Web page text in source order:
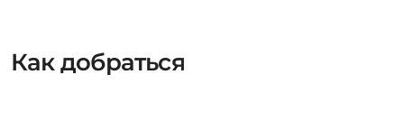
Как добраться